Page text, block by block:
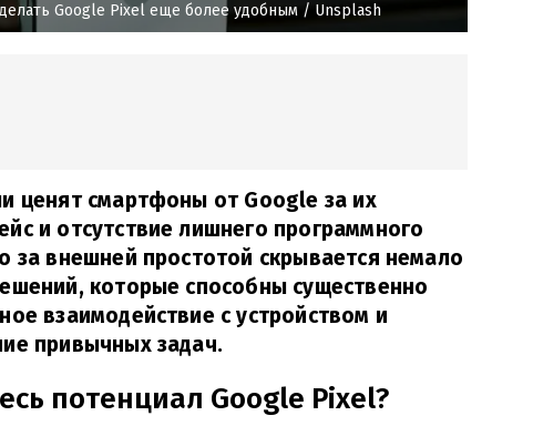
Google Pixel еще более удобным / Unsplash
ценят смартфоны от Google за их
и отсутствие лишнего программного
за внешней простотой скрывается немало
которые способны существенно
взаимодействие с устройством и
привычных задач.
потенциал Google Pixel?